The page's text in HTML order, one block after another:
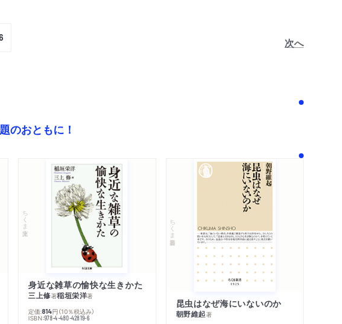
次へ
のおともに！
ちくま文庫
身近な雑草の愉快な生きかた
三上修著稲垣栄洋著
定価:814円 （10％税込み）
ISBN:978-4-480-42819-6
ちくま新書
昆虫はなぜ海にいないのか
朝野維起著